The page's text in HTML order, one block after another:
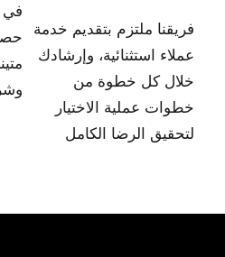
في
فريقنا ملتزم بتقديم خدمة
عملاء استثنائية، وإرشادك
خلال كل خطوة من
خطوات عملية الاختيار
لتحقيق الرضا الكامل